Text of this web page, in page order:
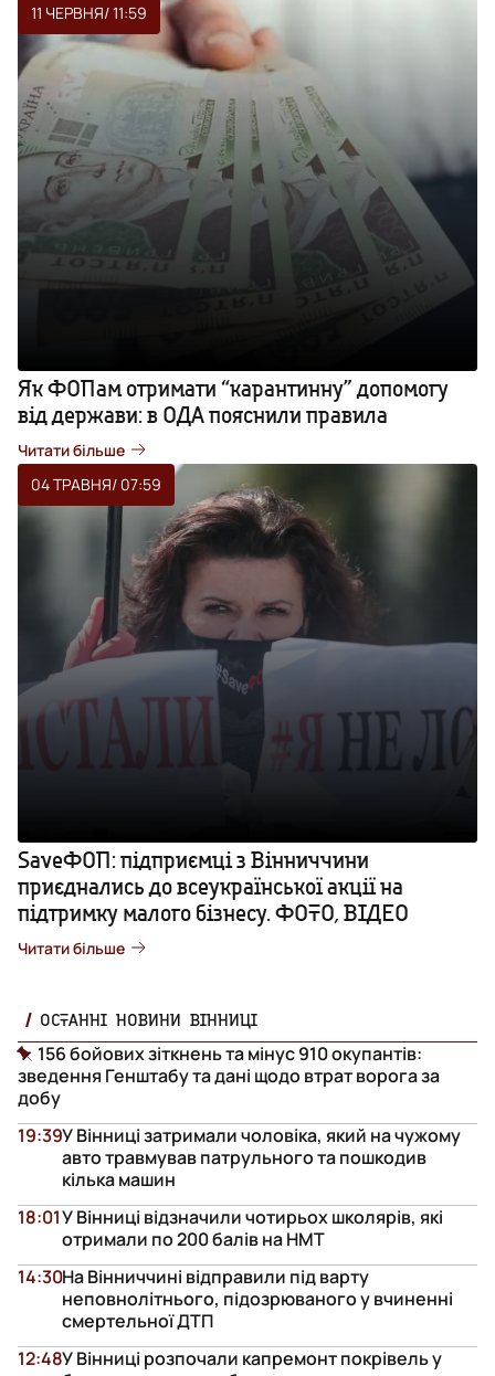
11 ЧЕРВНЯ/ 11:59
Як ФОПам отримати “карантинну” допомогу
від держави: в ОДА пояснили правила
Читати більше
04 ТРАВНЯ/ 07:59
SaveФОП: підприємці з Вінниччини
приєднались до всеукраїнської акції на
підтримку малого бізнесу. ФОТО, ВІДЕО
Читати більше
ОСТАННІ НОВИНИ ВІННИЦІ
156 бойових зіткнень та мінус 910 окупантів:
зведення Генштабу та дані щодо втрат ворога за
добу
У Вінниці затримали чоловіка, який на чужому
авто травмував патрульного та пошкодив
кілька машин
19:39
У Вінниці відзначили чотирьох школярів, які
отримали по 200 балів на НМТ
18:01
На Вінниччині відправили під варту
неповнолітнього, підозрюваного у вчиненні
смертельної ДТП
14:30
У Вінниці розпочали капремонт покрівель у
12:48